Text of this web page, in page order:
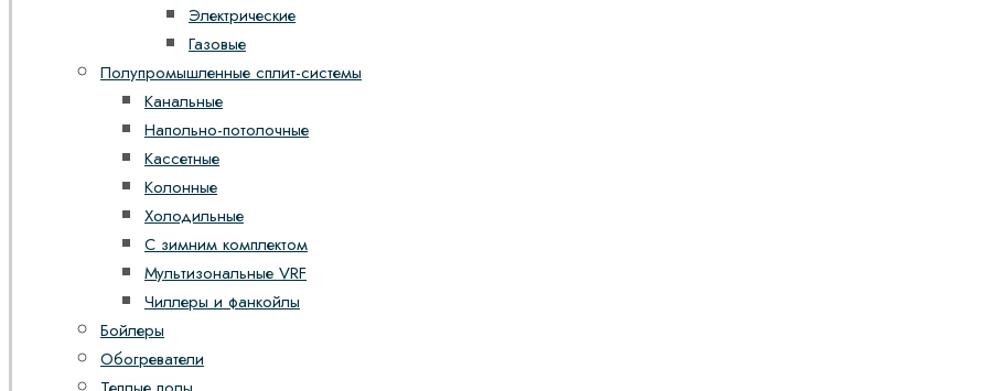
Электрические
Газовые
Полупромышленные сплит-системы
Канальные
Напольно-потолочные
Кассетные
Колонные
Холодильные
С зимним комплектом
Мультизональные VRF
Чиллеры и фанкойлы
Бойлеры
Обогреватели